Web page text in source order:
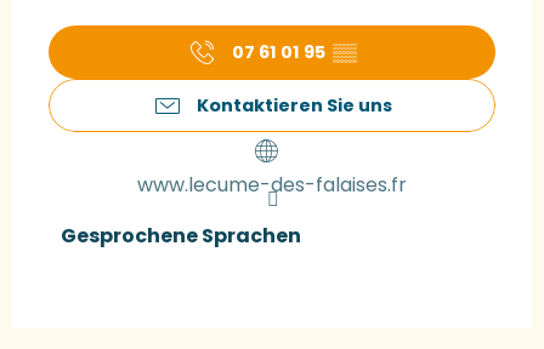
07 61 01 95 ▒▒
Kontaktieren Sie uns
www.lecume-des-falaises.fr
Gesprochene Sprachen
Gesprochene Sprachen